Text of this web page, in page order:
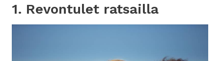
1. Revontulet ratsailla